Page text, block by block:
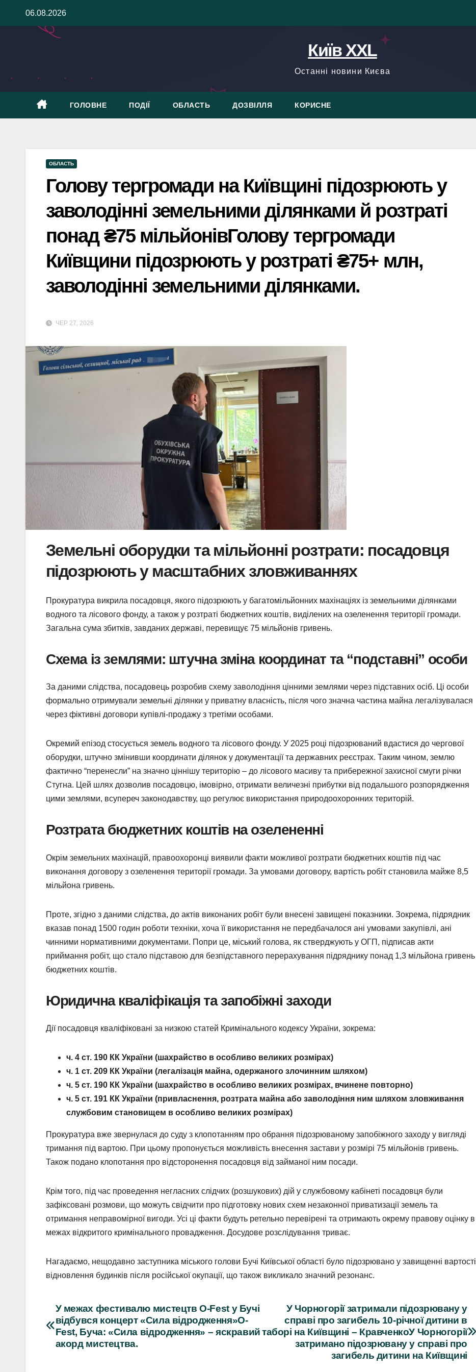
06.08.2026
Київ XXL
Останні новини Києва
ГОЛОВНЕ ПОДІЇ ОБЛАСТЬ ДОЗВІЛЛЯ КОРИСНЕ
ОБЛАСТЬ
Голову тергромади на Київщині підозрюють у
заволодінні земельними ділянками й розтраті
понад ₴75 мільйонівГолову тергромади
Київщини підозрюють у розтраті ₴75+ млн,
заволодінні земельними ділянками.
ЧЕР 27, 2026
Земельні оборудки та мільйонні розтрати: посадовця
підозрюють у масштабних зловживаннях
Прокуратура викрила посадовця, якого підозрюють у багатомільйонних махінаціях із земельними ділянками
водного та лісового фонду, а також у розтраті бюджетних коштів, виділених на озеленення території громади.
Загальна сума збитків, завданих державі, перевищує 75 мільйонів гривень.
Схема із землями: штучна зміна координат та “подставні” особи
За даними слідства, посадовець розробив схему заволодіння цінними землями через підставних осіб. Ці особи
формально отримували земельні ділянки у приватну власність, після чого значна частина майна легалізувалася
через фіктивні договори купівлі-продажу з третіми особами.
Окремий епізод стосується земель водного та лісового фонду. У 2025 році підозрюваний вдастися до чергової
оборудки, штучно змінивши координати ділянок у документації та державних реєстрах. Таким чином, землю
фактично “перенесли” на значно ціннішу територію – до лісового масиву та прибережної захисної смуги річки
Стугна. Цей шлях дозволив посадовцю, імовірно, отримати величезні прибутки від подальшого розпорядження
цими землями, всупереч законодавству, що регулює використання природоохоронних територій.
Розтрата бюджетних коштів на озелененні
Окрім земельних махінацій, правоохоронці виявили факти можливої розтрати бюджетних коштів під час
виконання договору з озеленення території громади. За умовами договору, вартість робіт становила майже 8,5
мільйона гривень.
Проте, згідно з даними слідства, до актів виконаних робіт були внесені завищені показники. Зокрема, підрядник
вказав понад 1500 годин роботи техніки, хоча її використання не передбачалося ані умовами закупівлі, ані
чинними нормативними документами. Попри це, міський голова, як стверджують у ОГП, підписав акти
приймання робіт, що стало підставою для безпідставного перерахування підряднику понад 1,3 мільйона гривень
бюджетних коштів.
Юридична кваліфікація та запобіжні заходи
Дії посадовця кваліфіковані за низкою статей Кримінального кодексу України, зокрема:
ч. 4 ст. 190 КК України (шахрайство в особливо великих розмірах)
ч. 1 ст. 209 КК України (легалізація майна, одержаного злочинним шляхом)
ч. 5 ст. 190 КК України (шахрайство в особливо великих розмірах, вчинене повторно)
ч. 5 ст. 191 КК України (привласнення, розтрата майна або заволодіння ним шляхом зловживання
службовим становищем в особливо великих розмірах)
Прокуратура вже звернулася до суду з клопотанням про обрання підозрюваному запобіжного заходу у вигляді
тримання під вартою. При цьому пропонується можливість внесення застави у розмірі 75 мільйонів гривень.
Також подано клопотання про відсторонення посадовця від займаної ним посади.
Крім того, під час проведення негласних слідчих (розшукових) дій у службовому кабінеті посадовця були
зафіксовані розмови, що можуть свідчити про підготовку нових схем незаконної приватизації земель та
отримання неправомірної вигоди. Усі ці факти будуть ретельно перевірені та отримають окрему правову оцінку в
межах відкритого кримінального провадження. Досудове розслідування триває.
Нагадаємо, нещодавно заступника міського голови Бучі Київської області було підозрювано у завищенні вартості
відновлення будинків після російської окупації, що також викликало значний резонанс.
Навігація
записів
У Чорногорії затримали підозрювану у
справі про загибель 10-річної дитини в
таборі на Київщині – КравченкоУ Чорногорії
затримано підозрювану у справі про
загибель дитини на Київщині
У межах фестивалю мистецтв O-Fest у Бучі
відбувся концерт «Сила відродження»O-
Fest, Буча: «Сила відродження» – яскравий
акорд мистецтва.